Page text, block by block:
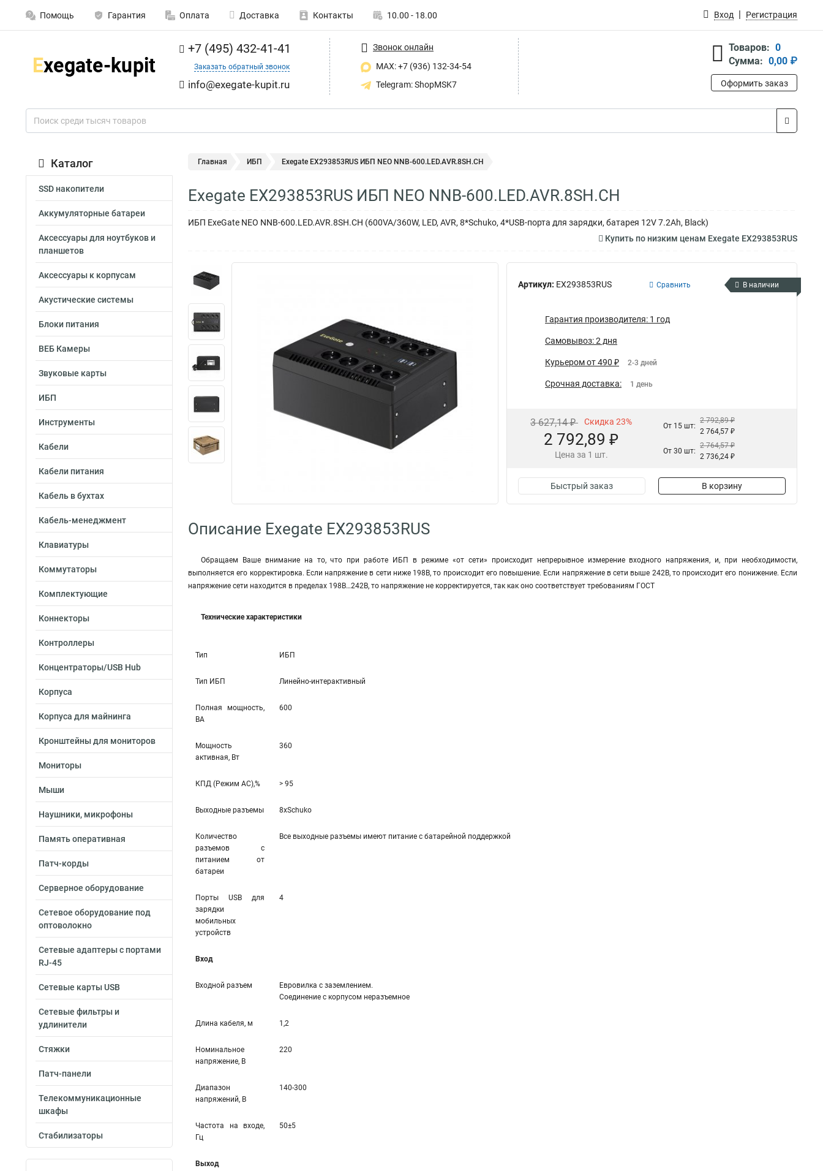
Помощь Гарантия Оплата Доставка Контакты 10.00 - 18.00 Вход Регистрация
+7 (495) 432-41-41
Заказать обратный звонок
info@exegate-kupit.ru
Звонок онлайн
MAX: +7 (936) 132-34-54
Telegram: ShopMSK7
Товаров: 0
Сумма: 0,00 ₽
Оформить заказ
Каталог
SSD накопители
Аккумуляторные батареи
Аксессуары для ноутбуков и
планшетов
Аксессуары к корпусам
Акустические системы
Блоки питания
ВЕБ Камеры
Звуковые карты
ИБП
Инструменты
Кабели
Кабели питания
Кабель в бухтах
Кабель-менеджмент
Клавиатуры
Коммутаторы
Комплектующие
Коннекторы
Контроллеры
Концентраторы/USB Hub
Корпуса
Корпуса для майнинга
Кронштейны для мониторов
Мониторы
Мыши
Наушники, микрофоны
Память оперативная
Патч-корды
Серверное оборудование
Сетевое оборудование под
оптоволокно
Сетевые адаптеры с портами
RJ-45
Сетевые карты USB
Сетевые фильтры и
удлинители
Стяжки
Патч-панели
Телекоммуникационные
шкафы
Стабилизаторы
Главная ИБП Exegate EX293853RUS ИБП NEO NNB-600.LED.AVR.8SH.CH
Exegate EX293853RUS ИБП NEO NNB-600.LED.AVR.8SH.CH
ИБП ExeGate NEO NNB-600.LED.AVR.8SH.CH (600VA/360W, LED, AVR, 8*Schuko, 4*USB-порта для зарядки, батарея 12V 7.2Ah, Black)
Купить по низким ценам Exegate EX293853RUS
Артикул: EX293853RUS Сравнить В наличии
Гарантия производителя: 1 год
Самовывоз: 2 дня
Курьером от 490 ₽ 2-3 дней
Срочная доставка: 1 день
3 627,14 ₽ Скидка 23%
2 792,89 ₽
Цена за 1 шт.
От 15 шт:
2 792,89 ₽
2 764,57 ₽
От 30 шт:
2 764,57 ₽
2 736,24 ₽
Быстрый заказ В корзину
Описание Exegate EX293853RUS
Обращаем Ваше внимание на то, что при работе ИБП в режиме «от сети» происходит непрерывное измерение входного напряжения, и, при необходимости,
выполняется его корректировка. Если напряжение в сети ниже 198В, то происходит его повышение. Если напряжение в сети выше 242В, то происходит его понижение. Если
напряжение сети находится в пределах 198В…242В, то напряжение не корректируется, так как оно соответствует требованиям ГОСТ
Технические характеристики
Тип ИБП
Тип ИБП Линейно-интерактивный
Полная мощность,
ВА
600
Мощность
активная, Вт
360
КПД (Режим AC),% > 95
Выходные разъемы 8xSchuko
Количество
разъемов с
питанием от
батареи
Все выходные разъемы имеют питание с батарейной поддержкой
Порты USB для
зарядки
мобильных
устройств
4
Вход
Входной разъем
Евровилка с заземлением.
Соединение с корпусом неразъемное
Длина кабеля, м 1,2
Номинальное
напряжение, В
220
Диапазон
напряжений, В
140-300
Частота на входе,
Гц
50±5
Выход